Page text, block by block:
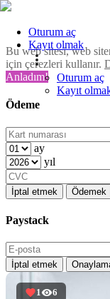
Bu web sitesi, web
için çerezleri kullanır.
Anladım!
Ödeme
ay
yıl
İptal etmek Ödemek
Paystack
İptal etmek
Oturum aç
Kayıt olmak
Oturum aç
Kayıt
1 6